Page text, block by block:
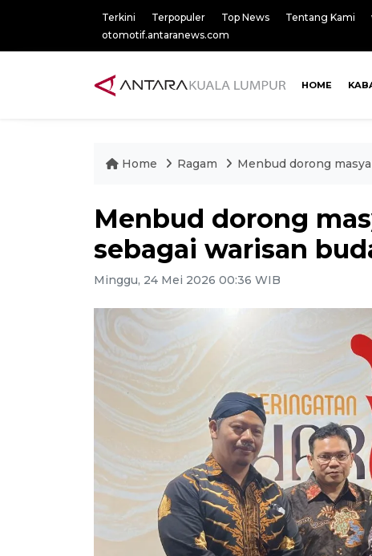
Terkini Terpopuler Top News Tentang Kami
otomotif.antaranews.com
HOME
Home Ragam Menbud dorong
Menbud dorong
sebagai warisan
Minggu, 24 Mei 2026 00:36 WIB